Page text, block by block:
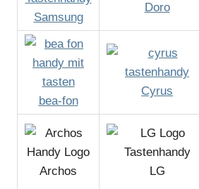
Samsung
Doro
bea-fon
Cyrus
Archos LG